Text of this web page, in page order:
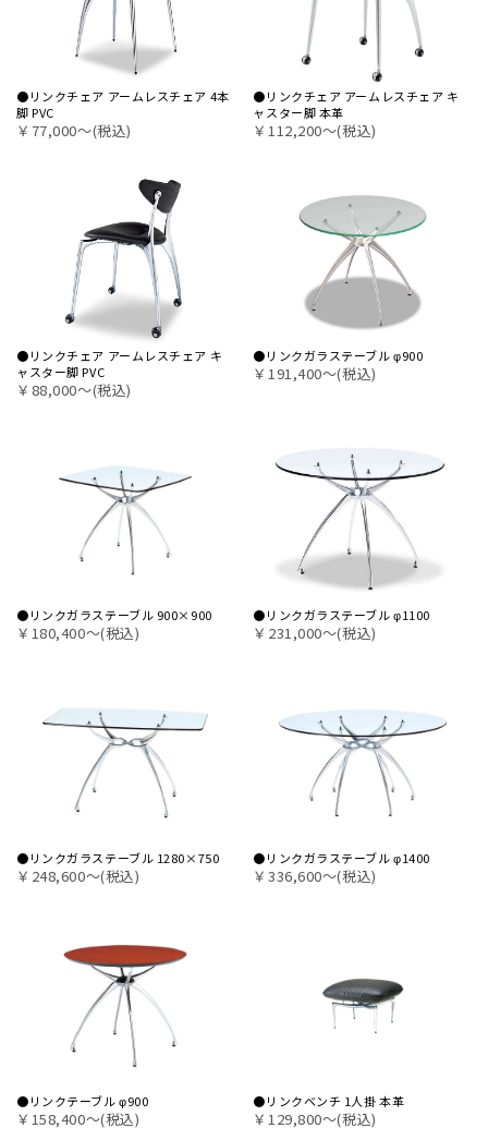
●リンクチェア アームレスチェア 4本
脚 PVC
￥77,000〜(税込)
●リンクチェア アームレスチェア キ
ャスター脚 本革
￥112,200〜(税込)
●リンクチェア アームレスチェア キ
ャスター脚 PVC
￥88,000〜(税込)
●リンクガラステーブル φ900
￥191,400〜(税込)
●リンクガラステーブル 900×900
￥180,400〜(税込)
●リンクガラステーブル φ1100
￥231,000〜(税込)
●リンクガラステーブル 1280×750
￥248,600〜(税込)
●リンクガラステーブル φ1400
￥336,600〜(税込)
●リンクテーブル φ900
￥158,400〜(税込)
●リンクベンチ 1人掛 本革
￥129,800〜(税込)